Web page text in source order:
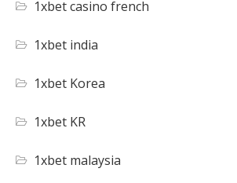
1xbet casino french
1xbet india
1xbet Korea
1xbet KR
1xbet malaysia